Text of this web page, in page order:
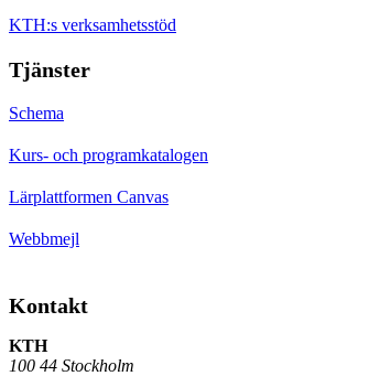
KTH:s verksamhetsstöd
Tjänster
Schema
Kurs- och programkatalogen
Lärplattformen Canvas
Webbmejl
Kontakt
KTH
100 44 Stockholm